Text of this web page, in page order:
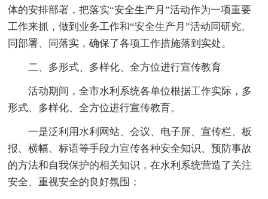
体的安排部署，把落实“安全生产月”活动作为一项重要
工作来抓，做到业务工作和“安全生产月”活动同研究、
同部署、同落实，确保了各项工作措施落到实处。
二、多形式、多样化、全方位进行宣传教育
活动期间，全市水利系统各单位根据工作实际，多
形式、多样化、全方位进行宣传教育。
一是泛利用水利网站、会议、电子屏、宣传栏、板
报、横幅、标语等手段力宣传各种安全知识、预防事故
的方法和自我保护的相关知识，在水利系统营造了关注
安全、重视安全的良好氛围；